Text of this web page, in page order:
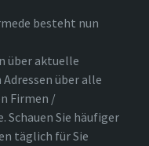
besteht nun
über aktuelle
über alle
Firmen /
Sie häufiger
täglich für Sie